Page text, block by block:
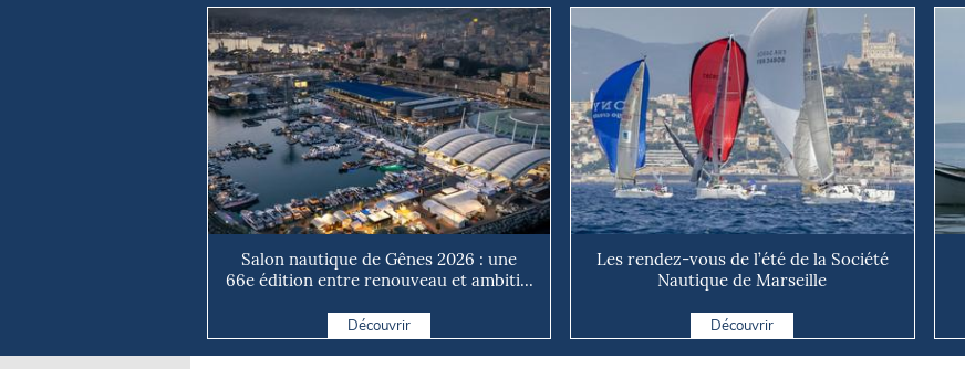
Salon nautique de Gênes 2026 : une
66e édition entre renouveau et ambiti...
Découvrir
Les rendez-vous de l’été de la Société
Nautique de Marseille
Découvrir